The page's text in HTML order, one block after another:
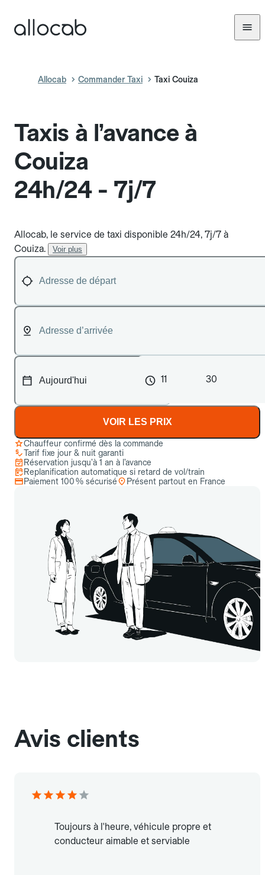
Allocab Commander Taxi Taxi Couiza
Taxis à l’avance à
Couiza
24h/24 - 7j/7
Allocab, le service de taxi disponible 24h/24, 7j/7 à
Couiza.
Voir plus
11 30
VOIR LES PRIX
Chauffeur confirmé dès la commande
Tarif fixe jour & nuit garanti
Réservation jusqu’à 1 an à l’avance
Replanification automatique si retard de vol/train
Paiement 100 % sécurisé
Présent partout en France
Avis clients
Toujours à l'heure, véhicule propre et
conducteur aimable et serviable